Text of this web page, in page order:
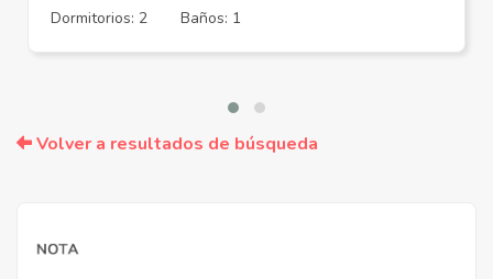
Dormitorios: 2
Baños: 1
Volver a resultados de búsqueda